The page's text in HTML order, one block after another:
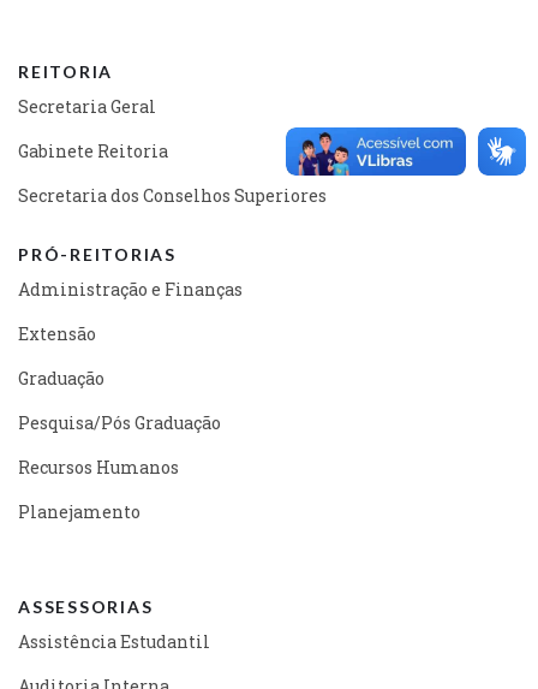
REITORIA
Secretaria Geral
Gabinete Reitoria
Secretaria dos Conselhos Superiores
PRÓ-REITORIAS
Administração e Finanças
Extensão
Graduação
Pesquisa/Pós Graduação
Recursos Humanos
Planejamento
ASSESSORIAS
Assistência Estudantil